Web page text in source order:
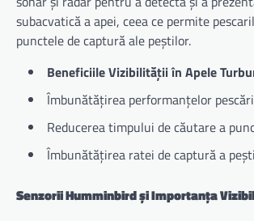
subacvatică a apei, ceea ce permite
punctele de captură ale peștilor.
Beneficiile Vizibilității în Apele
Îmbunătățirea performanțelor
Reducerea timpului de căutare a
Îmbunătățirea ratei de captură a
Senzorii Humminbird și Importanța